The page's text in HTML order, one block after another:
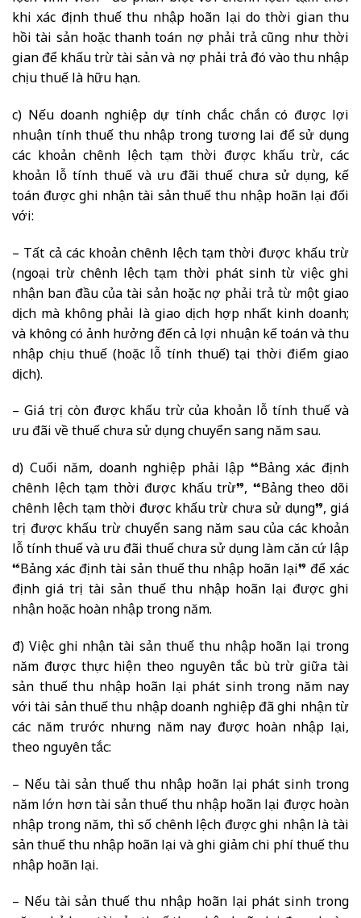
khi xác định thuế thu nhập hoãn lại do thời gian thu
hồi tài sản hoặc thanh toán nợ phải trả cũng như thời
gian để khấu trừ tài sản và nợ phải trả đó vào thu nhập
chịu thuế là hữu hạn.
c) Nếu doanh nghiệp dự tính chắc chắn có được lợi
nhuận tính thuế thu nhập trong tương lai để sử dụng
các khoản chênh lệch tạm thời được khấu trừ, các
khoản lỗ tính thuế và ưu đãi thuế chưa sử dụng, kế
toán được ghi nhận tài sản thuế thu nhập hoãn lại đối
với:
– Tất cả các khoản chênh lệch tạm thời được khấu trừ
(ngoại trừ chênh lệch tạm thời phát sinh từ việc ghi
nhận ban đầu của tài sản hoặc nợ phải trả từ một giao
dịch mà không phải là giao dịch hợp nhất kinh doanh;
và không có ảnh hưởng đến cả lợi nhuận kế toán và thu
nhập chịu thuế (hoặc lỗ tính thuế) tại thời điểm giao
dịch).
– Giá trị còn được khấu trừ của khoản lỗ tính thuế và
ưu đãi về thuế chưa sử dụng chuyển sang năm sau.
d) Cuối năm, doanh nghiệp phải lập “Bảng xác định
chênh lệch tạm thời được khấu trừ”, “Bảng theo dõi
chênh lệch tạm thời được khấu trừ chưa sử dụng”, giá
trị được khấu trừ chuyển sang năm sau của các khoản
lỗ tính thuế và ưu đãi thuế chưa sử dụng làm căn cứ lập
“Bảng xác định tài sản thuế thu nhập hoãn lại” để xác
định giá trị tài sản thuế thu nhập hoãn lại được ghi
nhận hoặc hoàn nhập trong năm.
đ) Việc ghi nhận tài sản thuế thu nhập hoãn lại trong
năm được thực hiện theo nguyên tắc bù trừ giữa tài
sản thuế thu nhập hoãn lại phát sinh trong năm nay
với tài sản thuế thu nhập doanh nghiệp đã ghi nhận từ
các năm trước nhưng năm nay được hoàn nhập lại,
theo nguyên tắc:
– Nếu tài sản thuế thu nhập hoãn lại phát sinh trong
năm lớn hơn tài sản thuế thu nhập hoãn lại được hoàn
nhập trong năm, thì số chênh lệch được ghi nhận là tài
sản thuế thu nhập hoãn lại và ghi giảm chi phí thuế thu
nhập hoãn lại.
– Nếu tài sản thuế thu nhập hoãn lại phát sinh trong